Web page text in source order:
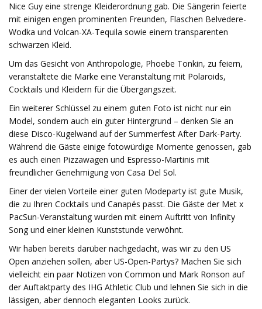
Nice Guy eine strenge Kleiderordnung gab. Die Sängerin feierte
mit einigen engen prominenten Freunden, Flaschen Belvedere-
Wodka und Volcan-XA-Tequila sowie einem transparenten
schwarzen Kleid.
Um das Gesicht von Anthropologie, Phoebe Tonkin, zu feiern,
veranstaltete die Marke eine Veranstaltung mit Polaroids,
Cocktails und Kleidern für die Übergangszeit.
Ein weiterer Schlüssel zu einem guten Foto ist nicht nur ein
Model, sondern auch ein guter Hintergrund – denken Sie an
diese Disco-Kugelwand auf der Summerfest After Dark-Party.
Während die Gäste einige fotowürdige Momente genossen, gab
es auch einen Pizzawagen und Espresso-Martinis mit
freundlicher Genehmigung von Casa Del Sol.
Einer der vielen Vorteile einer guten Modeparty ist gute Musik,
die zu Ihren Cocktails und Canapés passt. Die Gäste der Met x
PacSun-Veranstaltung wurden mit einem Auftritt von Infinity
Song und einer kleinen Kunststunde verwöhnt.
Wir haben bereits darüber nachgedacht, was wir zu den US
Open anziehen sollen, aber US-Open-Partys? Machen Sie sich
vielleicht ein paar Notizen von Common und Mark Ronson auf
der Auftaktparty des IHG Athletic Club und lehnen Sie sich in die
lässigen, aber dennoch eleganten Looks zurück.